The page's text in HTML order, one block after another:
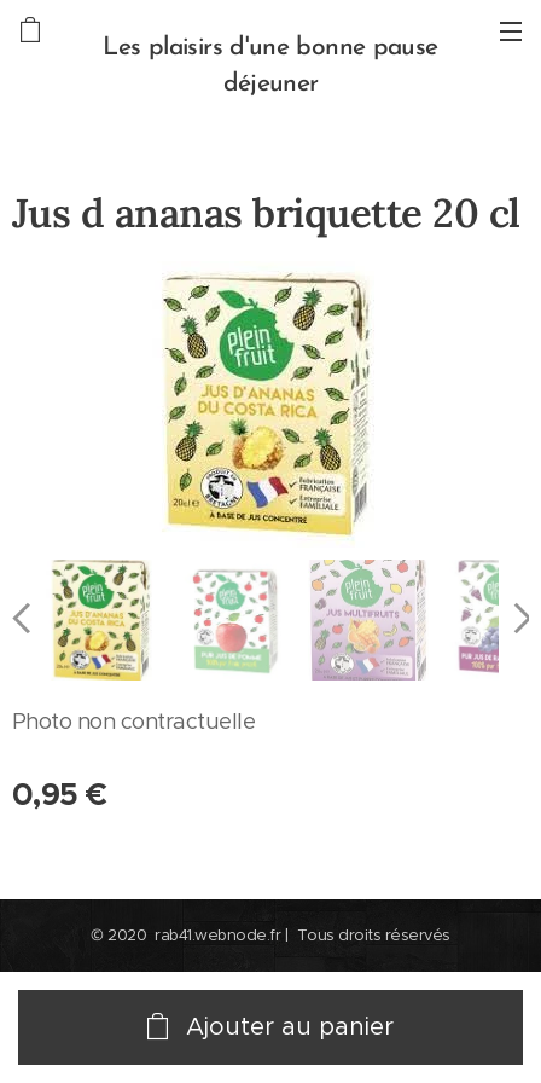
Les plaisirs d'une bonne pause
déjeuner
Jus d ananas briquette 20 cl
Photo non contractuelle
0,95 €
Ajouter au panier
© 2020 rab41.webnode.fr | Tous droits réservés